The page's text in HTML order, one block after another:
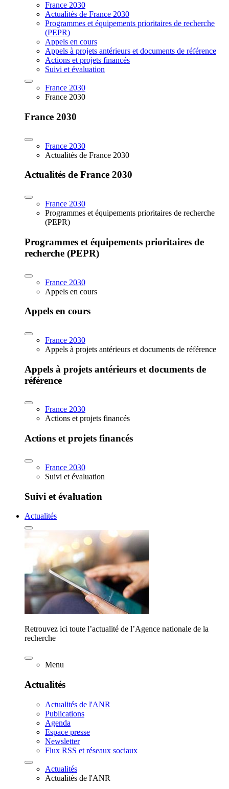
France 2030
Actualités de France 2030
Programmes et équipements prioritaires de recherche
(PEPR)
Appels en cours
Appels à projets antérieurs et documents de référence
Actions et projets financés
Suivi et évaluation
France 2030
France 2030
France 2030
France 2030
Actualités de France 2030
Actualités de France 2030
France 2030
Programmes et équipements prioritaires de recherche
(PEPR)
Programmes et équipements prioritaires de
recherche (PEPR)
France 2030
Appels en cours
Appels en cours
France 2030
Appels à projets antérieurs et documents de référence
Appels à projets antérieurs et documents de
référence
France 2030
Actions et projets financés
Actions et projets financés
France 2030
Suivi et évaluation
Suivi et évaluation
Actualités
Retrouvez ici toute l’actualité de l’Agence nationale de la
recherche
Menu
Actualités
Actualités de l'ANR
Publications
Agenda
Espace presse
Newsletter
Flux RSS et réseaux sociaux
Actualités
Actualités de l'ANR